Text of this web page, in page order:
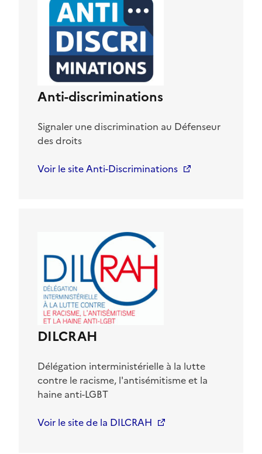
Anti-discriminations
Signaler une discrimination au Défenseur
des droits
Voir le site Anti-Discriminations
DILCRAH
Délégation interministérielle à la lutte
contre le racisme, l'antisémitisme et la
haine anti-LGBT
Voir le site de la DILCRAH